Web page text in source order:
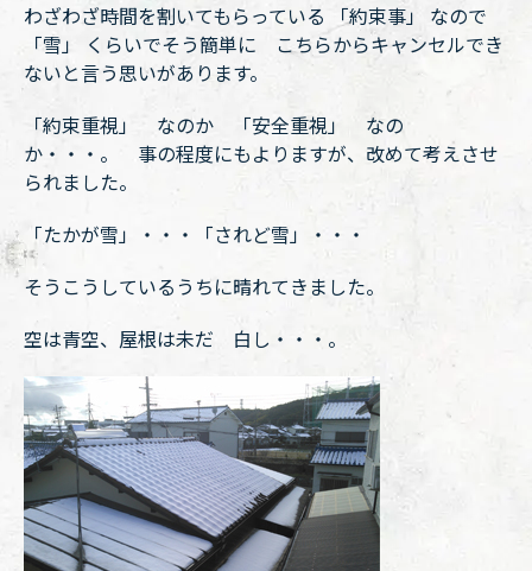
わざわざ時間を割いてもらっている 「約束事」 なので
「雪」 くらいでそう簡単に こちらからキャンセルでき
ないと言う思いがあります。
「約束重視」 なのか 「安全重視」 なの
か・・・。 事の程度にもよりますが、改めて考えさせ
られました。
「たかが雪」・・・「されど雪」・・・
そうこうしているうちに晴れてきました。
空は青空、屋根は未だ 白し・・・。